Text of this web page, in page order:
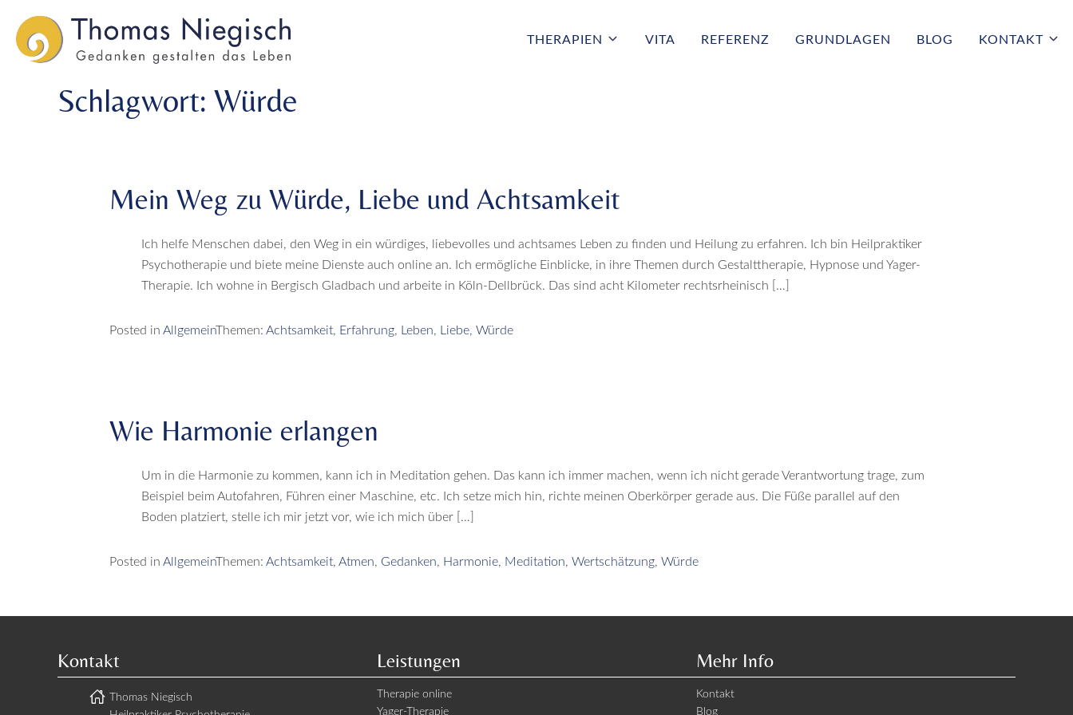
to
main
to
main
THERAPIEN VITA REFERENZ GRUNDLAGEN BLOG KONTAKT
Schlagwort: Würde
Mein Weg zu Würde, Liebe und Achtsamkeit
Ich helfe Menschen dabei, den Weg in ein würdiges, liebevolles und achtsames Leben zu finden und Heilung zu erfahren. Ich bin Heilpraktiker
Psychotherapie und biete meine Dienste auch online an. Ich ermögliche Einblicke, in ihre Themen durch Gestalttherapie, Hypnose und Yager-
Therapie. Ich wohne in Bergisch Gladbach und arbeite in Köln-Dellbrück. Das sind acht Kilometer rechtsrheinisch […]
Posted in AllgemeinThemen: Achtsamkeit, Erfahrung, Leben, Liebe, Würde
Wie Harmonie erlangen
Um in die Harmonie zu kommen, kann ich in Meditation gehen. Das kann ich immer machen, wenn ich nicht gerade Verantwortung trage, zum
Beispiel beim Autofahren, Führen einer Maschine, etc. Ich setze mich hin, richte meinen Oberkörper gerade aus. Die Füße parallel auf den
Boden platziert, stelle ich mir jetzt vor, wie ich mich über […]
Posted in AllgemeinThemen: Achtsamkeit, Atmen, Gedanken, Harmonie, Meditation, Wertschätzung, Würde
Kontakt
Thomas Niegisch
Leistungen
Therapie online
Yager-Therapie
Mehr Info
Kontakt
Blog